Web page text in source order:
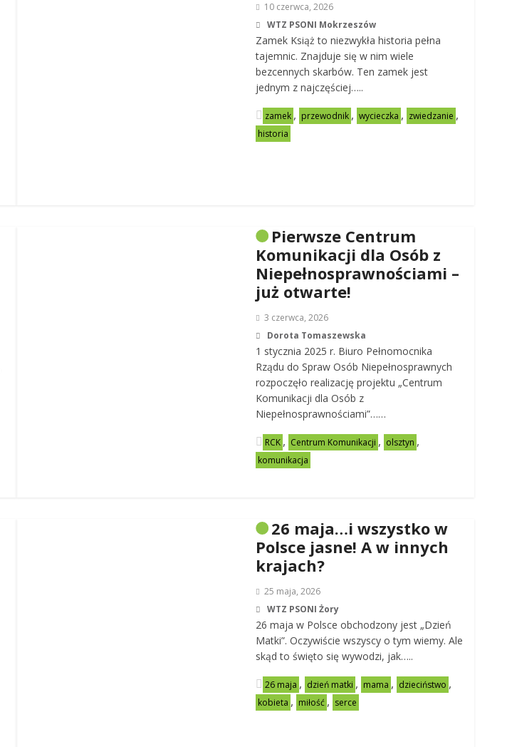
10 czerwca, 2026
WTZ PSONI Mokrzeszów
Zamek Książ to niezwykła historia pełna
tajemnic. Znajduje się w nim wiele
bezcennych skarbów. Ten zamek jest
jednym z najczęściej…..
zamek , przewodnik , wycieczka , zwiedzanie ,
historia
Pierwsze Centrum
Komunikacji dla Osób z
Niepełnosprawnościami –
już otwarte!
3 czerwca, 2026
Dorota Tomaszewska
1 stycznia 2025 r. Biuro Pełnomocnika
Rządu do Spraw Osób Niepełnosprawnych
rozpoczęło realizację projektu „Centrum
Komunikacji dla Osób z
Niepełnosprawnościami”……
RCK , Centrum Komunikacji , olsztyn ,
komunikacja
26 maja…i wszystko w
Polsce jasne! A w innych
krajach?
25 maja, 2026
WTZ PSONI Żory
26 maja w Polsce obchodzony jest „Dzień
Matki”. Oczywiście wszyscy o tym wiemy. Ale
skąd to święto się wywodzi, jak…..
26 maja , dzień matki , mama , dzieciństwo ,
kobieta , miłość , serce